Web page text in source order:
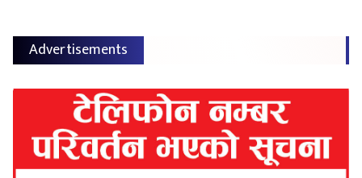
Advertisements